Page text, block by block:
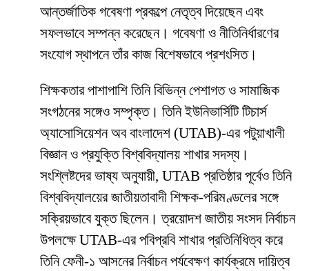
আন্তর্জাতিক গবেষণা প্রকল্পে নেতৃত্ব দিয়েছেন এবং
সফলভাবে সম্পন্ন করেছেন। গবেষণা ও নীতিনির্ধারণের
সংযোগ স্থাপনে তাঁর কাজ বিশেষভাবে প্রশংসিত।
শিক্ষকতার পাশাপাশি তিনি বিভিন্ন পেশাগত ও সামাজিক
সংগঠনের সঙ্গেও সম্পৃক্ত। তিনি ইউনিভার্সিটি টিচার্স
অ্যাসোসিয়েশন অব বাংলাদেশ (UTAB)-এর পটুয়াখালী
বিজ্ঞান ও প্রযুক্তি বিশ্ববিদ্যালয় শাখার সদস্য।
সংশ্লিষ্টদের ভাষ্য অনুযায়ী, UTAB প্রতিষ্ঠার পূর্বেও তিনি
বিশ্ববিদ্যালয়ের জাতীয়তাবাদী শিক্ষক-পরিমণ্ডলের সঙ্গে
সক্রিয়ভাবে যুক্ত ছিলেন। ত্রয়োদশ জাতীয় সংসদ নির্বাচন
উপলক্ষে UTAB-এর পবিপ্রবি শাখার প্রতিনিধিত্ব করে
তিনি ফেনী-১ আসনের নির্বাচন পর্যবেক্ষণ কার্যক্রমে দায়িত্ব